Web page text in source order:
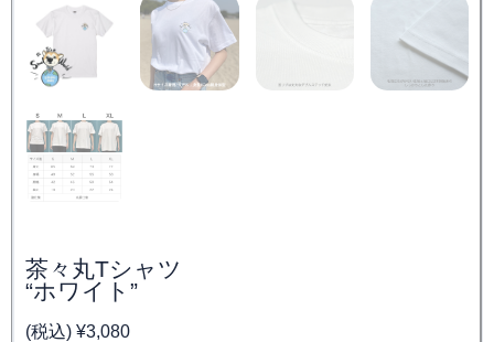
茶々丸Tシャツ
“ホワイト”
(税込) ¥3,080